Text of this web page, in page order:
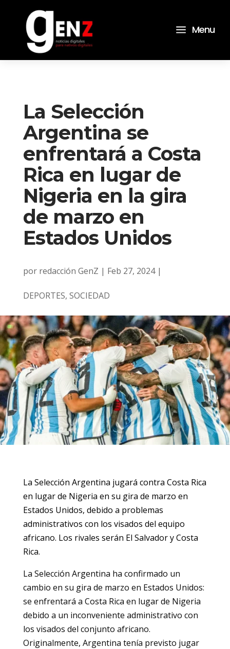
a Menu
La Selección
Argentina se
enfrentará a Costa
Rica en lugar de
Nigeria en la gira
de marzo en
Estados Unidos
por redacción GenZ | Feb 27, 2024|
DEPORTES, SOCIEDAD
La Selección Argentina jugará contra Costa Rica
en lugar de Nigeria en su gira de marzo en
Estados Unidos, debido a problemas
administrativos con los visados del equipo
africano. Los rivales serán El Salvador y Costa
Rica.
La Selección Argentina ha confirmado un
cambio en su gira de marzo en Estados Unidos:
se enfrentará a Costa Rica en lugar de Nigeria
debido a un inconveniente administrativo con
los visados del conjunto africano.
Originalmente, Argentina tenía previsto jugar